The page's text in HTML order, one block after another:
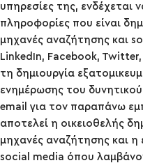
υπηρεσίες της, ενδέχεται
πληροφορίες που είναι
μηχανές αναζήτησης και
LinkedIn, Facebook,
τη δημιουργία
ενημέρωσης του
email για τον παραπάνω
αποτελεί η οικειοθελής
μηχανές αναζήτησης και
social media όπου